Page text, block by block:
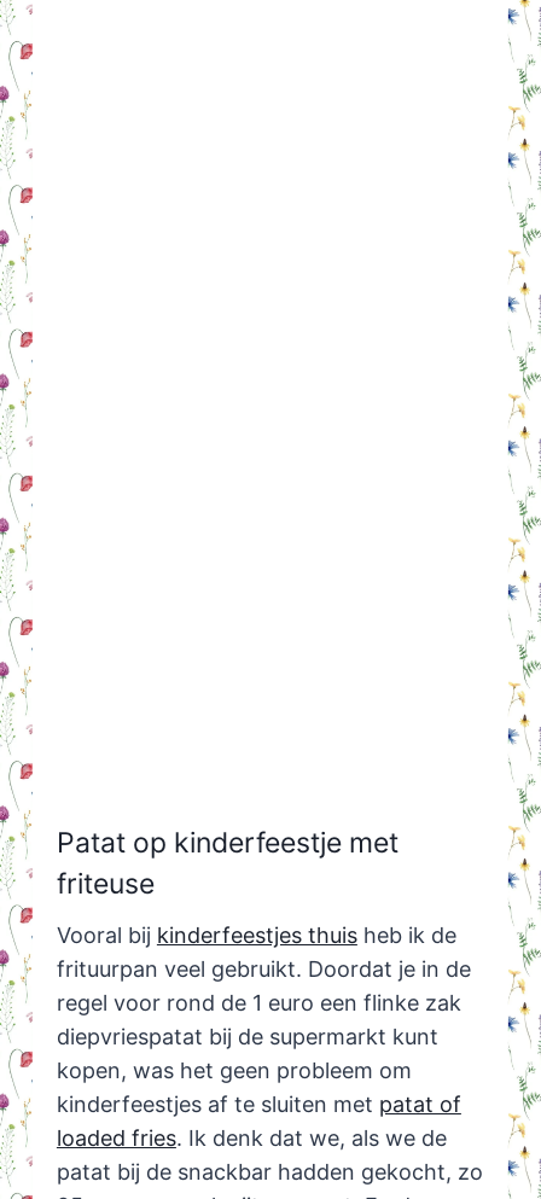
Patat op kinderfeestje met
friteuse
Vooral bij kinderfeestjes thuisheb ik de
frituurpan veel gebruikt. Doordat je in de
regel voor rond de 1 euro een flinke zak
diepvriespatat bij de supermarkt kunt
kopen, was het geen probleem om
kinderfeestjes af te sluiten met patat of
loaded fries. Ik denk dat we, als we de
patat bij de snackbar hadden gekocht, zo